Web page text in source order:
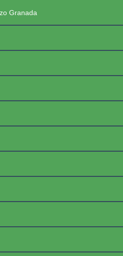
Granada SESIONES
2026
Granada